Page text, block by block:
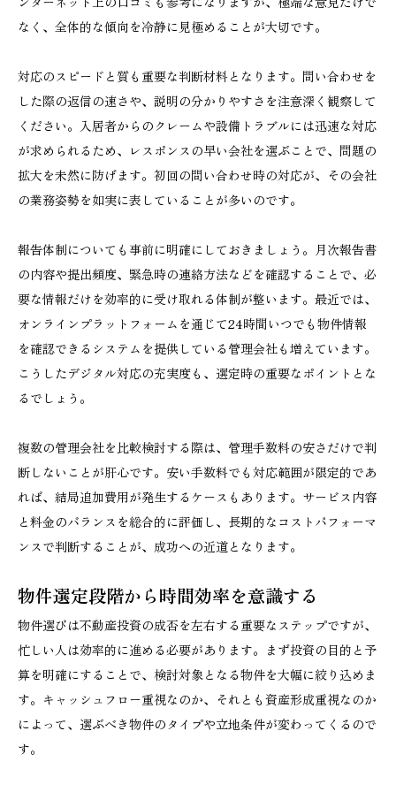
なく、全体的な傾向を冷静に見極めることが大切です。
対応のスピードと質も重要な判断材料となります。問い合わせを
した際の返信の速さや、説明の分かりやすさを注意深く観察して
ください。入居者からのクレームや設備トラブルには迅速な対応
が求められるため、レスポンスの早い会社を選ぶことで、問題の
拡大を未然に防げます。初回の問い合わせ時の対応が、その会社
の業務姿勢を如実に表していることが多いのです。
報告体制についても事前に明確にしておきましょう。月次報告書
の内容や提出頻度、緊急時の連絡方法などを確認することで、必
要な情報だけを効率的に受け取れる体制が整います。最近では、
オンラインプラットフォームを通じて24時間いつでも物件情報
を確認できるシステムを提供している管理会社も増えています。
こうしたデジタル対応の充実度も、選定時の重要なポイントとな
るでしょう。
複数の管理会社を比較検討する際は、管理手数料の安さだけで判
断しないことが肝心です。安い手数料でも対応範囲が限定的であ
れば、結局追加費用が発生するケースもあります。サービス内容
と料金のバランスを総合的に評価し、長期的なコストパフォーマ
ンスで判断することが、成功への近道となります。
物件選定段階から時間効率を意識する
物件選びは不動産投資の成否を左右する重要なステップですが、
忙しい人は効率的に進める必要があります。まず投資の目的と予
算を明確にすることで、検討対象となる物件を大幅に絞り込めま
す。キャッシュフロー重視なのか、それとも資産形成重視なのか
によって、選ぶべき物件のタイプや立地条件が変わってくるので
す。